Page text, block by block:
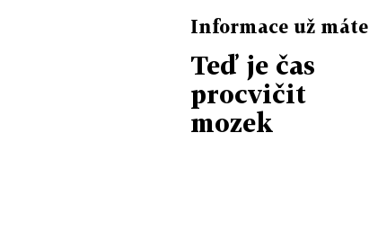
Informace už máte
Teď je čas
procvičit
mozek